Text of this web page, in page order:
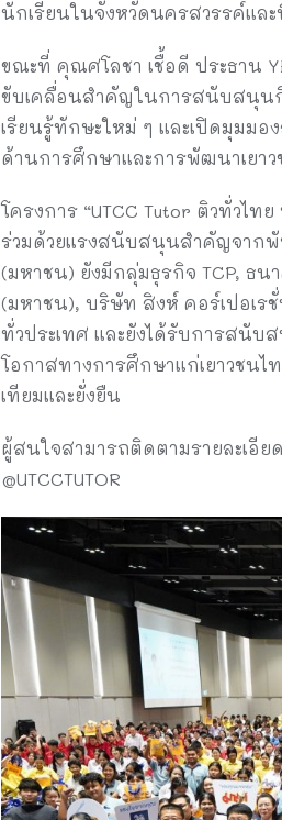
นักเรียนในจังหวัดนครสวรรค์และ
ขณะที่ คุณศโลชา เชื้อดี ประธาน
ขับเคลื่อนสำคัญในการสนับสนุน
เรียนรู้ทักษะใหม่ ๆ และเปิดมุมม
ด้านการศึกษาและการพัฒนาเยาว
โครงการ “UTCC Tutor ติวทั่วไ
ร่วมด้วยแรงสนับสนุนสำคัญจาก
(มหาชน) ยังมีกลุ่มธุรกิจ TCP, ธ
(มหาชน), บริษัท สิงห์ คอร์เปอเร
ทั่วประเทศ และยังได้รับการสนั
โอกาสทางการศึกษาแก่เยาวชน
เทียมและยั่งยืน
ผู้สนใจสามารถติดตามรายละเอี
@UTCCTUTOR